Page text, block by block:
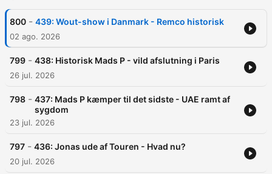
800 - 439: Wout-show i Danmark - Remco historisk
02 ago. 2026
799 - 438: Historisk Mads P - vild afslutning i Paris
26 jul. 2026
798 - 437: Mads P kæmper til det sidste - UAE ramt af
sygdom
23 jul. 2026
797 - 436: Jonas ude af Touren - Hvad nu?
20 jul. 2026